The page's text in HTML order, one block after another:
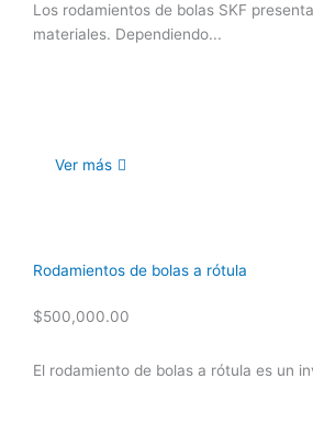
Los rodamientos de bolas SKF
materiales. Dependiendo...
Ver más
Rodamientos de bolas a rótula
$500,000.00
El rodamiento de bolas a rótula es un